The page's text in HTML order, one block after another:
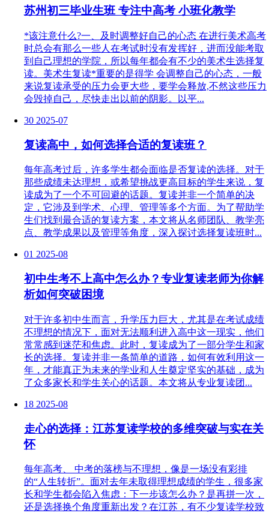
苏州初三毕业生班 专注中高考 小班化教学
*该注意什么?一、及时调整好自己的心态 在进行美术高考
时总会有那么一些人在考试时没有发挥好，进而没能考取
到自己理想的学院，所以每年都会有不少的美术生选择复
读。美术生复读*重要的是得学 会调整自己的心态，一般
来说复读承受的压力会更大些，要学会释放,不然这些压力
会毁掉自己，尽快走出以前的阴影。以平...
30 2025-07
复读高中，如何选择合适的复读班？
每年高考过后，许多学生都会面临是否复读的选择。对于
那些成绩未达理想，或希望挑战更高目标的学生来说，复
读成为了一个不可回避的话题。复读并非一个简单的决
定，它涉及到学术、心理、管理等多个方面。为了帮助学
生们找到最合适的复读方案，本文将从名师团队、教学亮
点、教学成果以及管理等角度，深入探讨选择复读班时...
01 2025-08
初中生考不上高中怎么办？专业复读老师为你解
析如何突破困境
对于许多初中生而言，升学压力巨大，尤其是在考试成绩
不理想的情况下，面对无法顺利进入高中这一现实，他们
常常感到迷茫和焦虑。此时，复读成为了一部分学生和家
长的选择。复读并非一条简单的道路，如何有效利用这一
年，才能真正为未来的学业和人生奠定坚实的基础，成为
了众多家长和学生关心的话题。本文将从专业复读团...
18 2025-08
走心的选择：江苏复读学校的多维突破与实在关
怀
每年高考、 中考的落榜与不理想，像是一场没有彩排
的“人生转折”。面对去年未取得理想成绩的学生，很多家
长和学生都会陷入焦虑：下一步该怎么办？是再拼一次，
还是选择换个角度重新出发？在江苏，有不少复读学校致